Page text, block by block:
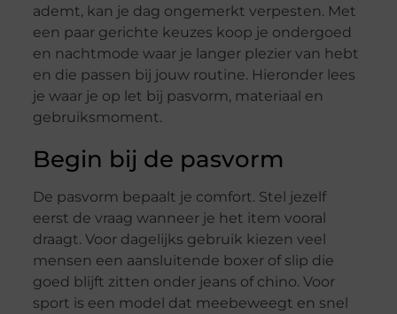
ademt, kan je dag ongemerkt verpesten. Met
een paar gerichte keuzes koop je ondergoed
en nachtmode waar je langer plezier van hebt
en die passen bij jouw routine. Hieronder lees
je waar je op let bij pasvorm, materiaal en
gebruiksmoment.
Begin bij de pasvorm
De pasvorm bepaalt je comfort. Stel jezelf
eerst de vraag wanneer je het item vooral
draagt. Voor dagelijks gebruik kiezen veel
mensen een aansluitende boxer of slip die
goed blijft zitten onder jeans of chino. Voor
sport is een model dat meebeweegt en snel